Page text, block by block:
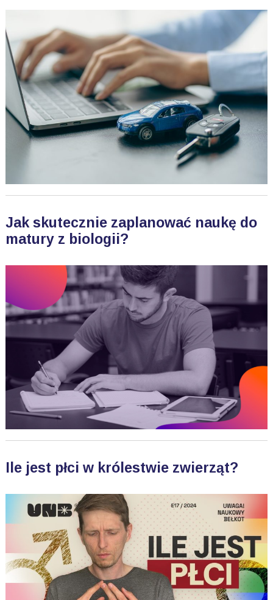
Jak skutecznie zaplanować naukę do
matury z biologii?
Ile jest płci w królestwie zwierząt?